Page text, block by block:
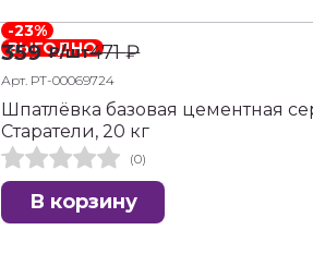
ВЫГОДНО
-23%
359₽/шт471₽
Арт. РТ-00069724
Шпатлёвка базовая цементная
Старатели, 20 кг
(0)
В корзину